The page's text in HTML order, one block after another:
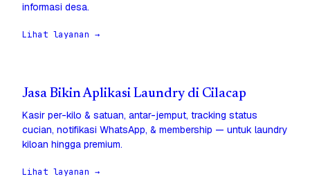
informasi desa.
Lihat layanan →
Jasa Bikin Aplikasi Laundry di Cilacap
Kasir per-kilo & satuan, antar-jemput, tracking status
cucian, notifikasi WhatsApp, & membership — untuk laundry
kiloan hingga premium.
Lihat layanan →